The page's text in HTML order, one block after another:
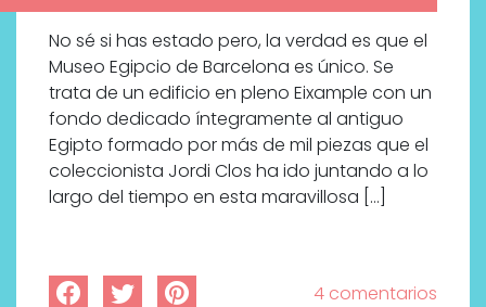
No sé si has estado pero, la verdad es que el
Museo Egipcio de Barcelona es único. Se
trata de un edificio en pleno Eixample con un
fondo dedicado íntegramente al antiguo
Egipto formado por más de mil piezas que el
coleccionista Jordi Clos ha ido juntando a lo
largo del tiempo en esta maravillosa […]
4 comentarios